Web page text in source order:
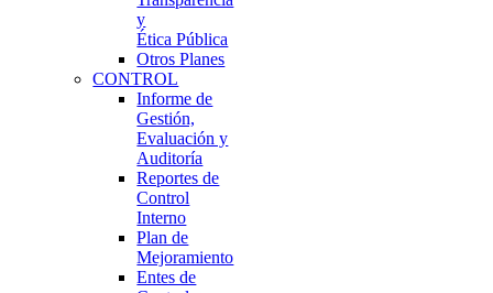
y
Ética Pública
Otros Planes
CONTROL
Informe de
Gestión,
Evaluación y
Auditoría
Reportes de
Control
Interno
Plan de
Mejoramiento
Entes de